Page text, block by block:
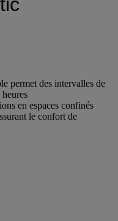
permet des intervalles de
en espaces confinés
le confort de